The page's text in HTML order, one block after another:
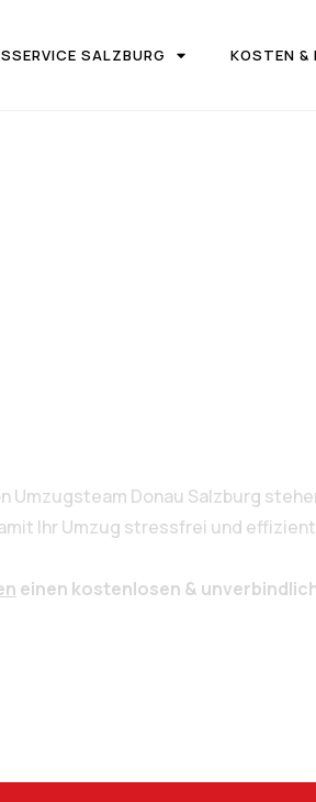
SALZBURG KOSTEN &
Umzugsteam Donau Salzburg
Ihr Umzug stressfrei und
einen kostenlosen &